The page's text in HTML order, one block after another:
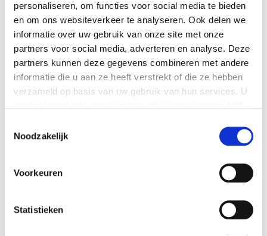
personaliseren, om functies voor social media te bieden
en om ons websiteverkeer te analyseren. Ook delen we
informatie over uw gebruik van onze site met onze
partners voor social media, adverteren en analyse. Deze
partners kunnen deze gegevens combineren met andere
informatie die u aan ze heeft verstrekt of die ze hebben
verzameld op basis van uw gebruik van hun services. U
Noodzakelijk
Voorkeuren
Statistieken